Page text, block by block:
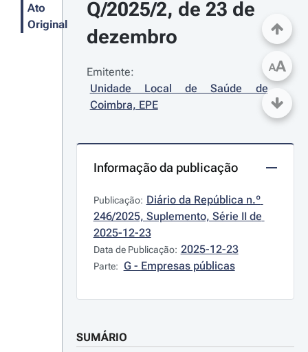
Ato
Original
Q/2025/2, de 23 de
dezembro
Emitente:
Unidade Local de Saúde de
Coimbra, EPE
Informação da publicação
Publicação: Diário da República n.º
246/2025, Suplemento, Série II de
2025-12-23
Data de Publicação: 2025-12-23
Parte: G - Empresas públicas
SUMÁRIO
AA